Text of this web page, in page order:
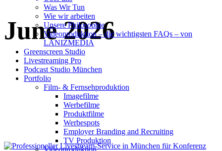
Was Wir Tun
Wie wir arbeiten
Unsere Philosophie
Videoproduktion – die wichtigsten FAQs – von
LANIZMEDIA
Greenscreen Studio
Livestreaming Pro
Podcast Studio München
Portfolio
Film- & Fernsehproduktion
Imagefilme
Werbefilme
Produktfilme
Werbespots
Employer Branding and Recruiting
TV Produktion
Videoproduktion
June 2026